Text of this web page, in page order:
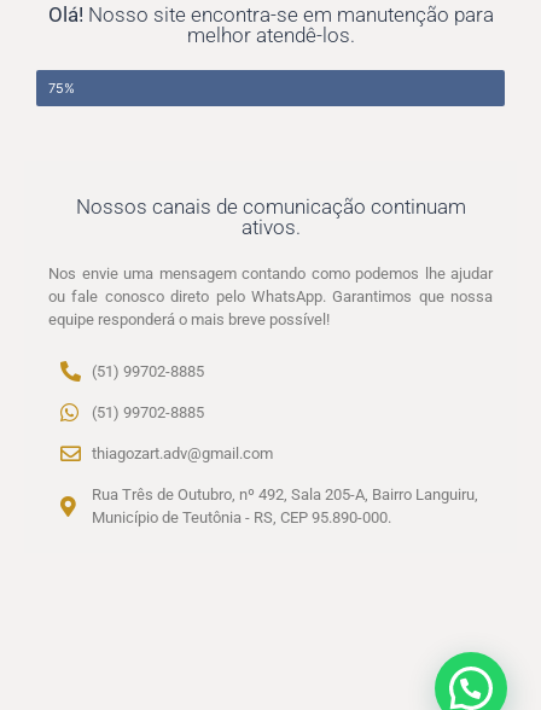
Olá! Nosso site encontra-se em manutenção para
melhor atendê-los.
Concluído
75%
Nossos canais de comunicação continuam
ativos.
Nos envie uma mensagem contando como podemos lhe ajudar
ou fale conosco direto pelo WhatsApp. Garantimos que nossa
equipe responderá o mais breve possível!
(51) 99702-8885
(51) 99702-8885
thiagozart.adv@gmail.com
Rua Três de Outubro, nº 492, Sala 205-A, Bairro Languiru,
Município de Teutônia - RS, CEP 95.890-000.